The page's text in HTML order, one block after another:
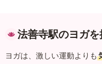
法善寺駅のヨガを
ヨガは、激しい運動よりも